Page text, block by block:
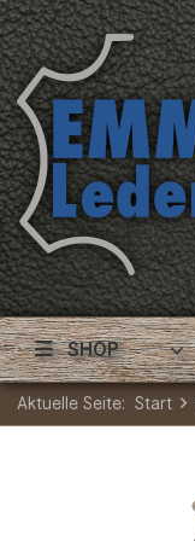
SHOP
Aktuelle Seite: Start